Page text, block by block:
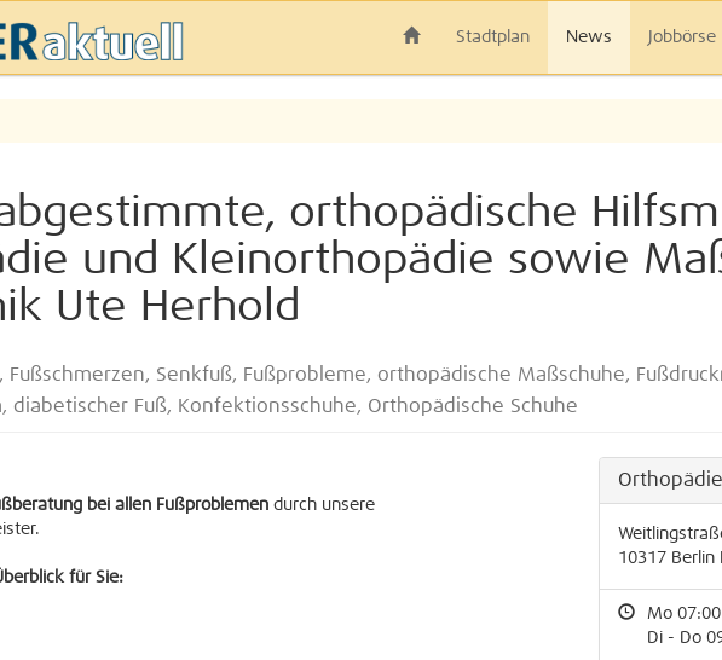
Stadtplan News Jobbörse
orthopädische
und Kleinorthopädie sowie
Ute Herhold
Senkfuß, Fußprobleme, orthopädische Maßschuhe,
diabetischer Fuß, Konfektionsschuhe, Orthopädische Schuhe
bei allen Fußproblemen durch unsere
für Sie:
10317 Berlin
Mo
Di - Do